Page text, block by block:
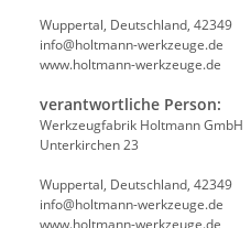
Wuppertal, Deutschland, 42349
info@holtmann-werkzeuge.de
www.holtmann-werkzeuge.de
verantwortliche Person:
Werkzeugfabrik Holtmann GmbH
Unterkirchen 23
Wuppertal, Deutschland, 42349
info@holtmann-werkzeuge.de
www.holtmann-werkzeuge.de